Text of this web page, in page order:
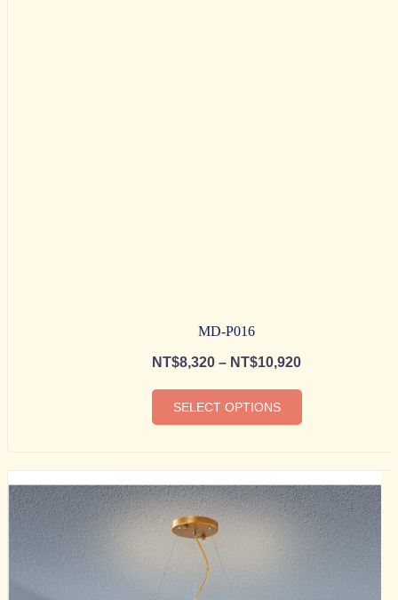
MD-P016
NT$8,320 – NT$10,920
SELECT OPTIONS